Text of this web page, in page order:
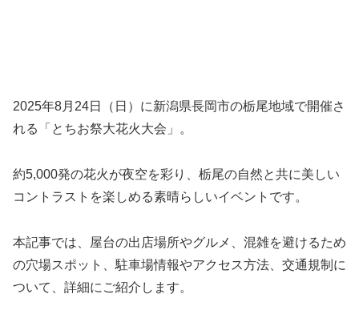
2025年8月24日（日）に新潟県長岡市の栃尾地域で開催さ
れる「とちお祭大花火大会」。
約5,000発の花火が夜空を彩り、栃尾の自然と共に美しい
コントラストを楽しめる素晴らしいイベントです。
本記事では、屋台の出店場所やグルメ、混雑を避けるため
の穴場スポット、駐車場情報やアクセス方法、交通規制に
ついて、詳細にご紹介します。